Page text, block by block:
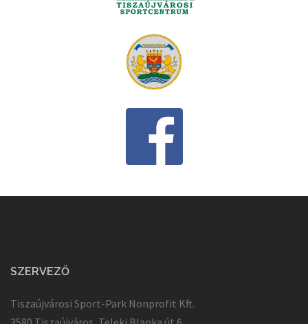
SZERVEZŐ
Tiszaújvárosi Sport-Park Nonprofit Kft.